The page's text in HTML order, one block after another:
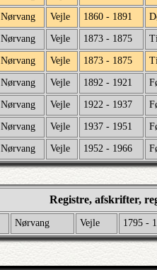
Nørvang Vejle 1860 - 1891
Nørvang Vejle 1873 - 1875
Nørvang Vejle 1873 - 1875
Nørvang Vejle 1892 - 1921
Nørvang Vejle 1922 - 1937
Nørvang Vejle 1937 - 1951
Nørvang Vejle 1952 - 1966
Registre, afskrifter,
Nørvang Vejle 1795 -